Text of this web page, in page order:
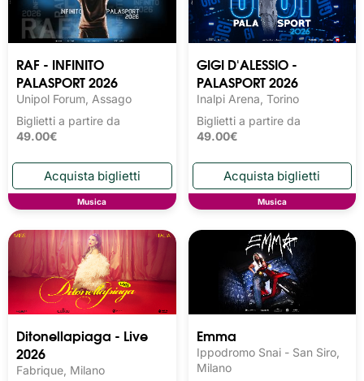
RAF - INFINITO
PALASPORT 2026
Unipol Forum, Assago
Biglietti a partire da
49.00€
Musica
GIGI D'ALESSIO -
PALASPORT 2026
Inalpi Arena, Torino
Biglietti a partire da
49.00€
Musica
Ditonellapiaga - Live
2026
Fabrique, Milano
Emma
Ippodromo Snai - San Siro,
Milano